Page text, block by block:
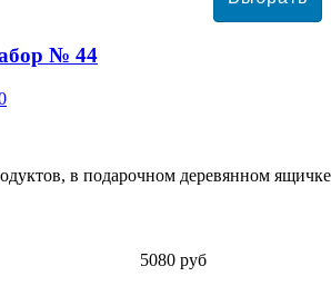
№ 44
в подарочном деревянном ящичке
5080 руб